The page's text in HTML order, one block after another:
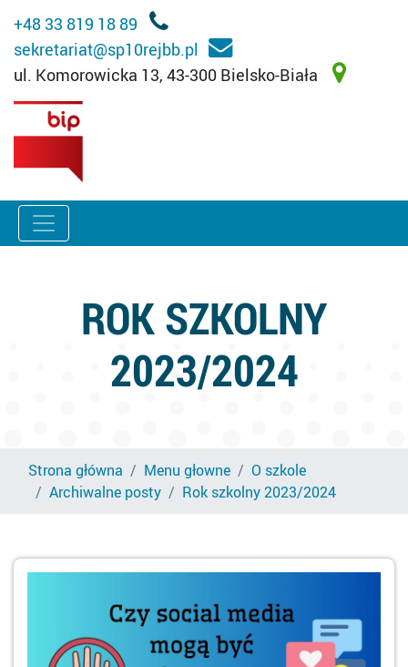
+48 33 819 18 89
sekretariat@sp10rejbb.pl
ul. Komorowicka 13, 43-300 Bielsko-Biała
ROK SZKOLNY
2023/2024
Strona główna Menu głowne
O szkole
Archiwalne posty
Rok szkolny 2023/2024